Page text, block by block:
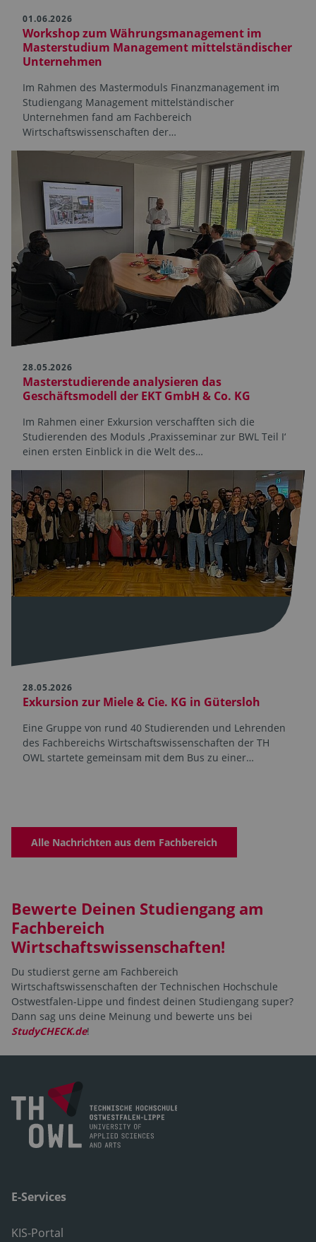
01.06.2026
Workshop zum Währungsmanagement im
Masterstudium Management mittelständischer
Unternehmen
Im Rahmen des Mastermoduls Finanzmanagement im
Studiengang Management mittelständischer
Unternehmen fand am Fachbereich
Wirtschaftswissenschaften der…
28.05.2026
Masterstudierende analysieren das
Geschäftsmodell der EKT GmbH & Co. KG
Im Rahmen einer Exkursion verschafften sich die
Studierenden des Moduls ‚Praxisseminar zur BWL Teil I‘
einen ersten Einblick in die Welt des…
28.05.2026
Exkursion zur Miele & Cie. KG in Gütersloh
Eine Gruppe von rund 40 Studierenden und Lehrenden
des Fachbereichs Wirtschaftswissenschaften der TH
OWL startete gemeinsam mit dem Bus zu einer…
Alle Nachrichten aus dem Fachbereich
Bewerte Deinen Studiengang am
Fachbereich
Wirtschaftswissenschaften!
Du studierst gerne am Fachbereich
Wirtschaftswissenschaften der Technischen Hochschule
Ostwestfalen-Lippe und findest deinen Studiengang super?
Dann sag uns deine Meinung und bewerte uns bei
StudyCHECK.de!
E-Services
KIS-Portal